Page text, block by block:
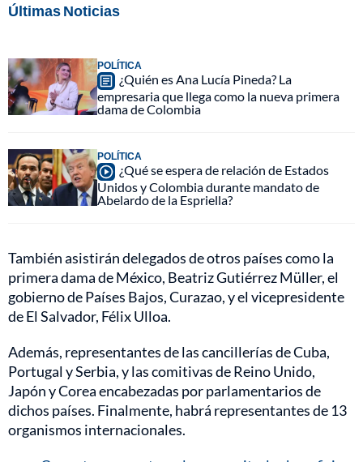
Últimas Noticias
POLÍTICA
¿Quién es Ana Lucía Pineda? La
empresaria que llega como la nueva primera
dama de Colombia
POLÍTICA
¿Qué se espera de relación de Estados
Unidos y Colombia durante mandato de
Abelardo de la Espriella?
También asistirán delegados de otros países como la
primera dama de México, Beatriz Gutiérrez Müller, el
gobierno de Países Bajos, Curazao, y el vicepresidente
de El Salvador, Félix Ulloa.
Además, representantes de las cancillerías de Cuba,
Portugal y Serbia, y las comitivas de Reino Unido,
Japón y Corea encabezadas por parlamentarios de
dichos países. Finalmente, habrá representantes de 13
organismos internacionales.